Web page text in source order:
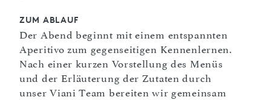
ZUM ABLAUF
Der Abend beginnt mit einem entspannten
Aperitivo zum gegenseitigen Kennenlernen.
Nach einer kurzen Vorstellung des Menüs
und der Erläuterung der Zutaten durch
unser Viani Team bereiten wir gemeinsam